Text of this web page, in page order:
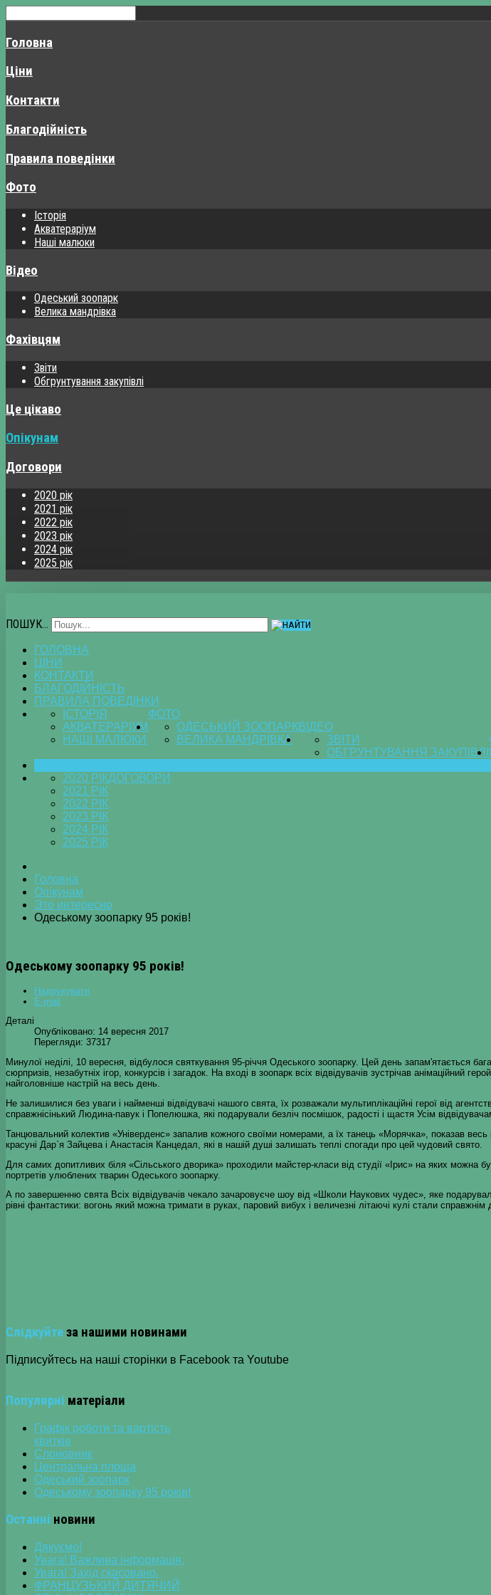
Головна
Ціни
Контакти
Благодійність
Правила поведінки
Фото
Історія
Акватераріум
Наші малюки
Відео
Одеський зоопарк
Велика мандрівка
Фахівцям
Звіти
Обгрунтування закупівлі
Це цікаво
Опікунам
Договори
2020 рік
2021 рік
2022 рік
2023 рік
2024 рік
2025 рік
ПОШУК...
ГОЛОВНА
ЦІНИ
КОНТАКТИ
БЛАГОДІЙНІСТЬ
ПРАВИЛА ПОВЕДІНКИ
ФОТО
ІСТОРІЯ
АКВАТЕРАРІУМ
НАШІ МАЛЮКИ
ВІДЕО
ОДЕСЬКИЙ ЗООПАРК
ВЕЛИКА МАНДРІВКА
ЗВІТИ
ОБГРУНТУВАННЯ ЗАКУПІВЛІ
ДОГОВОРИ
2020 РІК
2021 РІК
2022 РІК
2023 РІК
2024 РІК
2025 РІК
Головна
Опікунам
Это интересно
Одеському зоопарку 95 років!
Одеському зоопарку 95 років!
Надрукувати
E-mail
Деталі
Опубліковано: 14 вересня 2017
Перегляди: 37317
Минулої неділі, 10 вересня, відбулося святкування 95-річчя Одеського зоопарку. Цей день запам'ятається
сюрпризів, незабутніх ігор, конкурсів і загадок. На вході в зоопарк всіх відвідувачів зустрічав анімаційний
найголовніше настрій на весь день.
Не залишилися без уваги і найменші відвідувачі нашого свята, їх розважали мультиплікаційні герої від
справжнісінький Людина-павук і Попелюшка, які подарували безліч посмішок, радості і щастя Усім
Танцювальний колектив «Універденс» запалив кожного своїми номерами, а їх танець «Морячка», показав
красуні Дар`я Зайцева і Анастасія Канцедал, які в нашій душі залишать теплі спогади про цей чудовий свято.
Для самих допитливих біля «Сільського дворика» проходили майстер-класи від студії «Ірис» на яких можна
портретів улюблених тварин Одеського зоопарку.
А по завершенню свята Всіх відвідувачів чекало зачаровуєче шоу від «Школи Наукових чудес», яке
рівні фантастики: вогонь який можна тримати в руках, паровий вибух і величезні літаючі кулі стали
Слідкуйтеза нашими новинами
Підписуйтесь на наші сторінки в Facebook та Youtube
Популярні матеріали
Графік роботи та вартість
квитків
Слоновник
Центральна площа
Одеський зоопарк
Одеському зоопарку 95 років!
Останні новини
Дякуємо!
Увага! Важлива інформація.
Увага! Захід скасовано.
ФРАНЦУЗЬКИЙ ДИТЯЧИЙ